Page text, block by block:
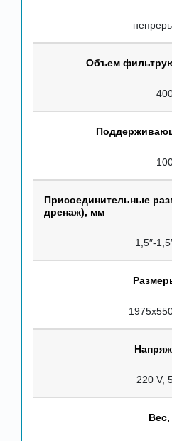
Объем
Присоединительные
дренаж), мм
1,5″-
220 V,
Вес,